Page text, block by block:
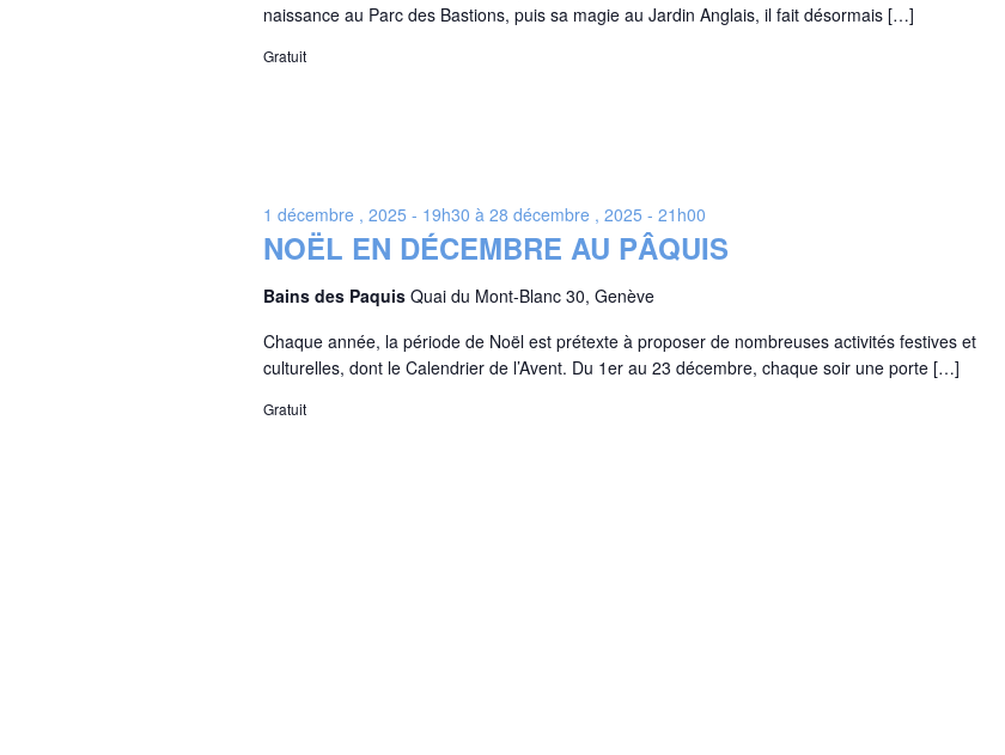
naissance au Parc des Bastions, puis sa magie au Jardin Anglais, il fait désormais […]
Gratuit
NOËL EN DÉCEMBRE AU PÂQUIS
1 décembre , 2025 - 19h30 à 28 décembre , 2025 - 21h00
Bains des Paquis Quai du Mont-Blanc 30, Genève
Chaque année, la période de Noël est prétexte à proposer de nombreuses activités festives et
culturelles, dont le Calendrier de l’Avent. Du 1er au 23 décembre, chaque soir une porte […]
Gratuit